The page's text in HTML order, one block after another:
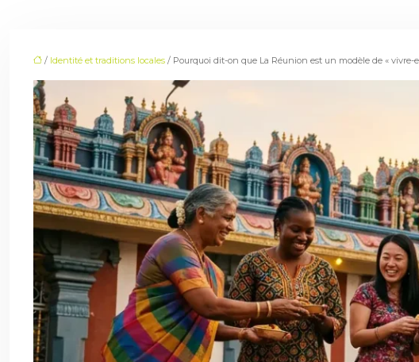
/ Identité et traditions locales / Pourquoi dit-on que La Réunion est un modèle de « vivre-